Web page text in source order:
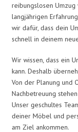
reibungslosen
langjährigen
wir dafür, dass dein
schnell in deinem
Wir wissen, dass ein
kann. Deshalb
Von der Planung und
Nachbetreuung
Unser geschultes
deiner Möbel und
am Ziel ankommen.